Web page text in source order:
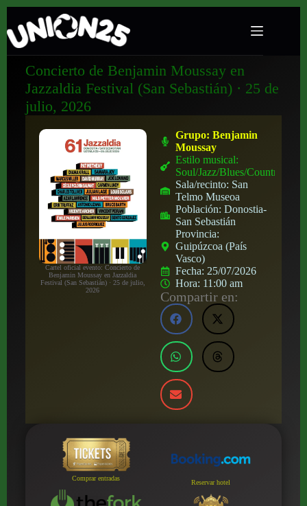
Concierto de Benjamin Moussay en
Jazzaldia Festival (San Sebastián) · 25 de
julio, 2026
Cartel oficial evento: Concierto de
Benjamin Moussay en Jazzaldia
Festival (San Sebastián) · 25 de julio,
2026
Grupo:Benjamin
Moussay
Estilo musical:
Soul/Jazz/Blues/Country
Sala/recinto: San
Telmo Museoa
Población:Donostia-
San Sebastián
Provincia:
Guipúzcoa (País
Vasco)
Fecha: 25/07/2026
Hora: 11:00 am
Compartir en:
Comprar entradas
Reservar hotel